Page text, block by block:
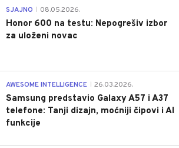
SJAJNO 08.05.2026.
Honor 600 na testu: Nepogrešiv izbor
za uloženi novac
AWESOME INTELLIGENCE 26.03.2026.
Samsung predstavio Galaxy A57 i A37
telefone: Tanji dizajn, moćniji čipovi i AI
funkcije